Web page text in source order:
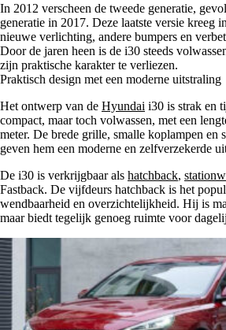
In 2012 verscheen de tweede generatie,
generatie in 2017. Deze laatste versie kreeg
nieuwe verlichting, andere bumpers en
Door de jaren heen is de i30 steeds
zijn praktische karakter te verliezen.
Praktisch design met een moderne uitstraling
Het ontwerp van de Hyundai i30 is strak en
compact, maar toch volwassen, met een
meter. De brede grille, smalle koplampen en
geven hem een moderne en zelfverzekerde
De i30 is verkrijgbaar als hatchback,
Fastback. De vijfdeurs hatchback is het
wendbaarheid en overzichtelijkheid. Hij is
maar biedt tegelijk genoeg ruimte voor